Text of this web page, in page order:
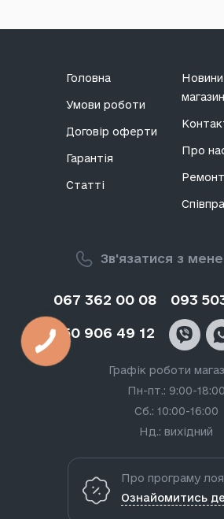
Зв'язатися з
067 362 00 08 093
050 906 49 12
Графік роботи
Пн-пт.: 9:00-18:00
Сб.: 10:00-16:00
Нд.: вихідний
Головна
Умови роботи
Договір оферти
Гарантія
Статті
Новини
Про
Ремонт
Про програму
Ознайомитись